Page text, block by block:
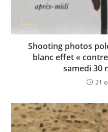
Shooting photos
blanc effet «
samedi 30
21